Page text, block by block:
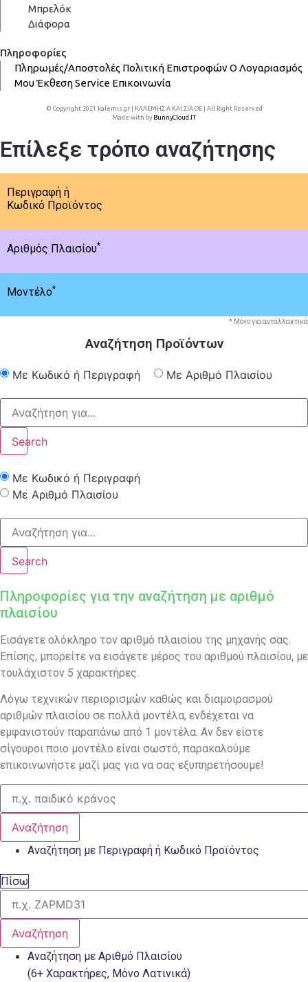
Μπρελόκ
Διάφορα
Πληροφορίες
Πληρωμές/Αποστολές Πολιτική ΕπιστροφώνΟ Λογαριασμός
ΜουΈκθεσηService Επικοινωνία
© Copyright 2021 kalemis.gr | ΚΑΛΕΜΗΣ Α ΚΑΙ ΣΙΑ ΟΕ | All Right Reserved
Made with by BunnyCloud.IT
Επίλεξε τρόπο αναζήτησης
Περιγραφή ή
Κωδικό Προϊόντος
Αριθμός Πλαισίου*
Μοντέλο*
* Μόνο για ανταλλακτικά
Αναζήτηση Προϊόντων
Με Κωδικό ή Περιγραφή Με Αριθμό Πλαισίου
Search
Με Κωδικό ή Περιγραφή
Με Αριθμό Πλαισίου
Search
Πληροφορίες για την αναζήτηση με αριθμό
πλαισίου
Εισάγετε ολόκληρο τον αριθμό πλαισίου της μηχανής σας.
Επίσης, μπορείτε να εισάγετε μέρος του αριθμού πλαισίου, με
τουλάχιστον 5 χαρακτήρες.
Λόγω τεχνικών περιορισμών καθώς και διαμοιρασμού
αριθμών πλαισίου σε πολλά μοντέλα, ενδέχεται να
εμφανιστούν παραπάνω από 1 μοντέλα. Αν δεν είστε
σίγουροι ποιο μοντέλο είναι σωστό, παρακαλούμε
επικοινωνήστε μαζί μας για να σας εξυπηρετήσουμε!
Αναζήτηση
Αναζήτηση με Περιγραφή ή Κωδικό Προϊόντος
Πίσω
Αναζήτηση
Αναζήτηση με Αριθμό Πλαισίου
(6+ Χαρακτήρες, Μόνο Λατινικά)